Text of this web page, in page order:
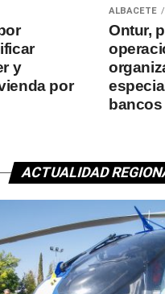
y
por
ALBACETE
Ontur,
ACTUALIDAD